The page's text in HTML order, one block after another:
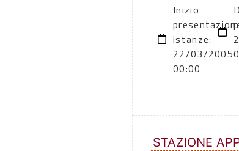
Inizio
istanze:
22/03/2005
00:00
STAZIONE